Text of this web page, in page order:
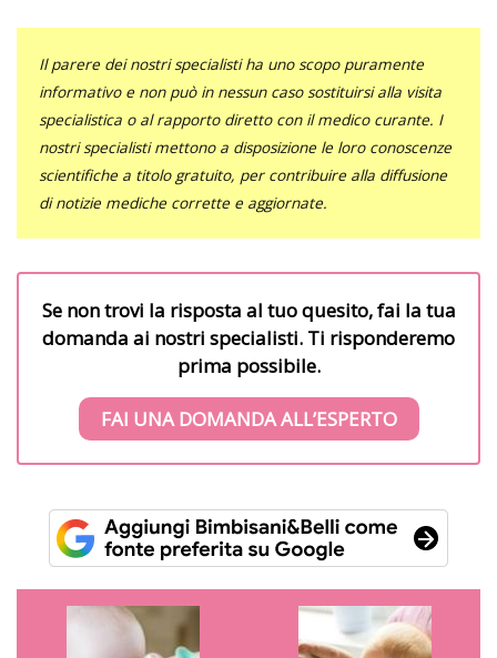
Il parere dei nostri specialisti ha uno scopo puramente
informativo e non può in nessun caso sostituirsi alla visita
specialistica o al rapporto diretto con il medico curante. I
nostri specialisti mettono a disposizione le loro conoscenze
scientifiche a titolo gratuito, per contribuire alla diffusione
di notizie mediche corrette e aggiornate.
Se non trovi la risposta al tuo quesito, fai la tua
domanda ai nostri specialisti. Ti risponderemo
prima possibile.
FAI UNA DOMANDA ALL’ESPERTO